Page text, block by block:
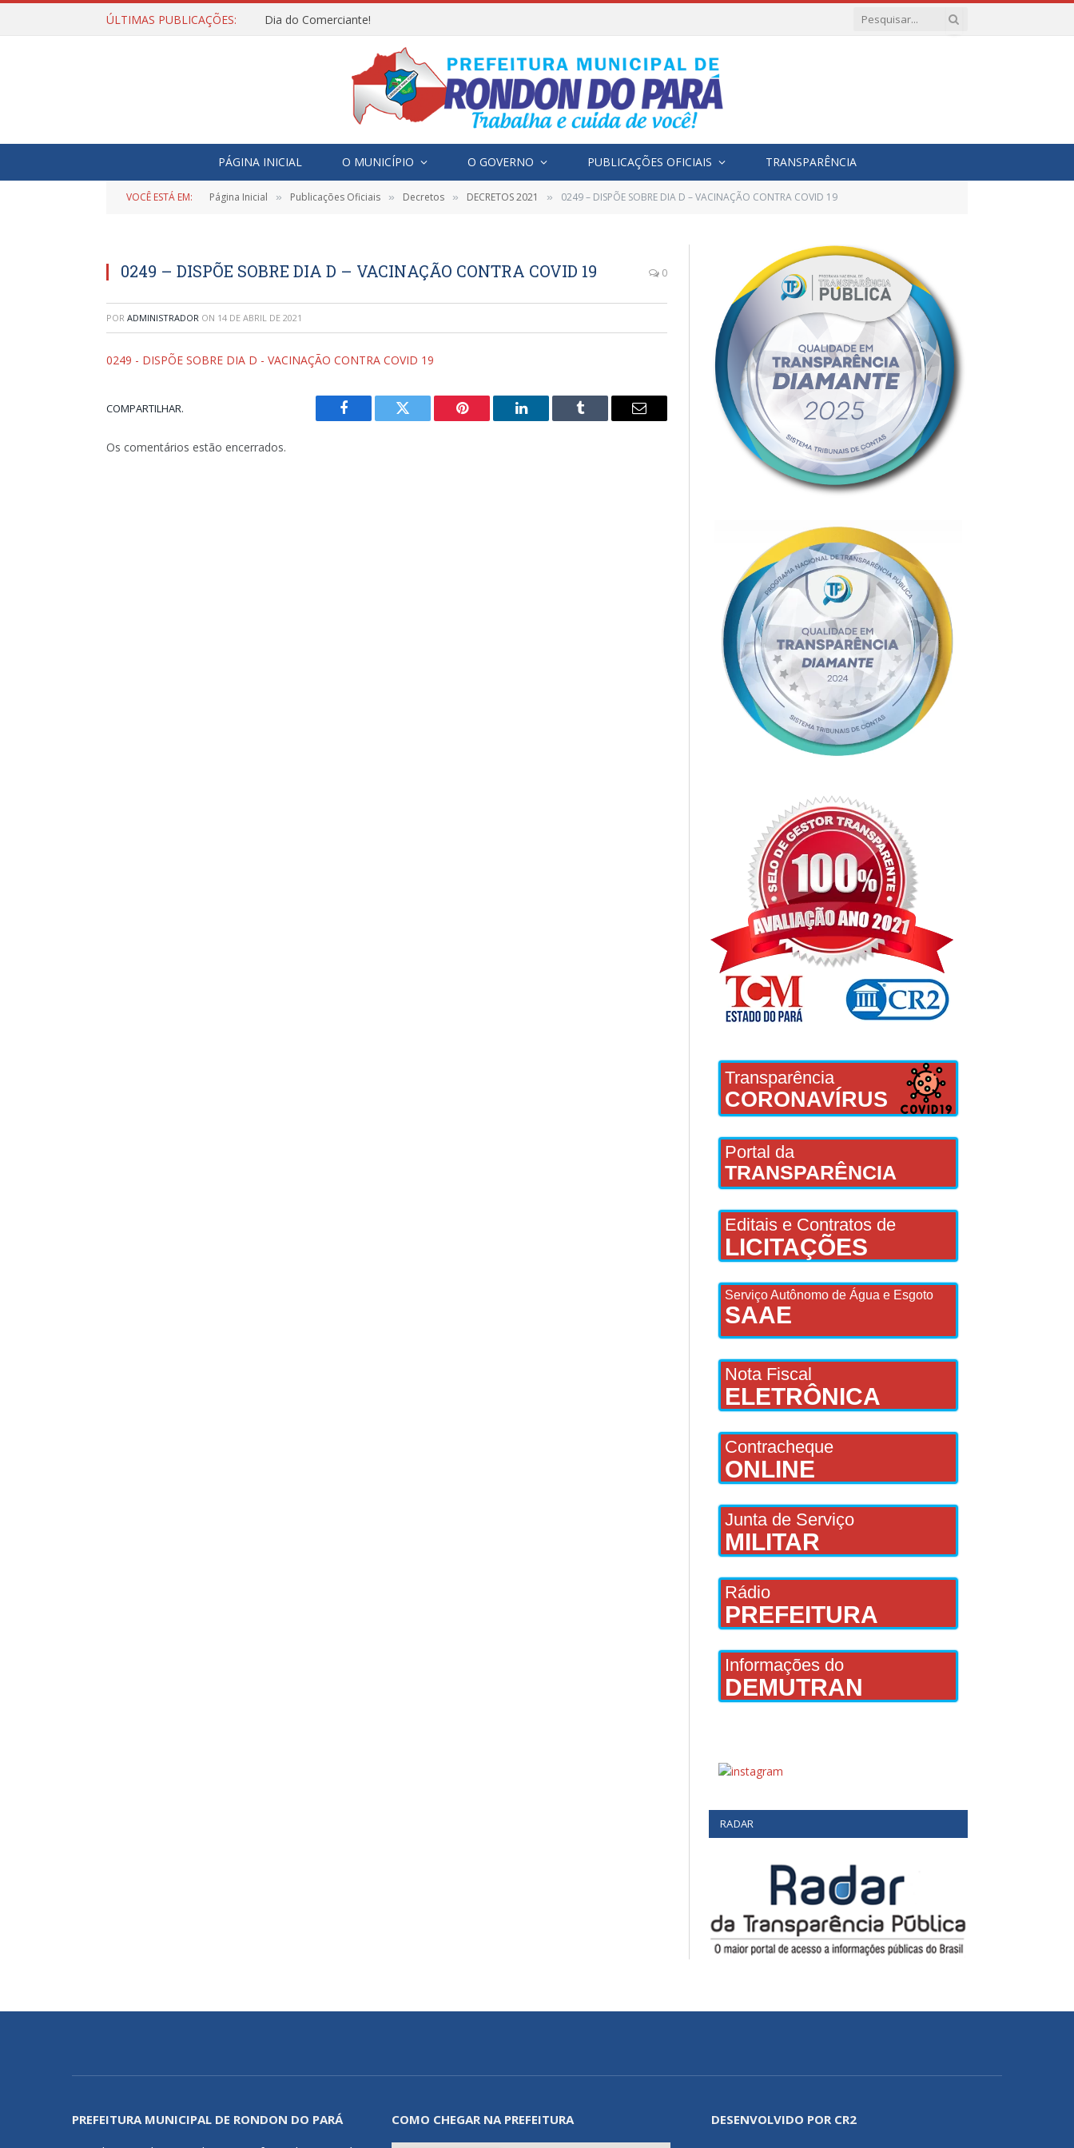
ÚLTIMAS PUBLICAÇÕES: Dia do Comerciante!
PÁGINA INICIAL O MUNICÍPIO O GOVERNO PUBLICAÇÕES OFICIAIS TRANSPARÊNCIA
VOCÊ ESTÁ EM: Página Inicial » Publicações Oficiais » Decretos » DECRETOS 2021 » 0249 – DISPÕE SOBRE DIA D – VACINAÇÃO CONTRA COVID 19
0249 – DISPÕE SOBRE DIA D – VACINAÇÃO CONTRA COVID 19 0
POR ADMINISTRADOR ON 14 DE ABRIL DE 2021
0249 - DISPÕE SOBRE DIA D - VACINAÇÃO CONTRA COVID 19
COMPARTILHAR.
Facebook Twitter Pinterest LinkedIn Tumblr
E-
Os comentários estão encerrados.
Transparência
CORONAVÍRUS
Portal da
TRANSPARÊNCIA
Editais e Contratos de
LICITAÇÕES
Serviço Autônomo de Água e Esgoto
SAAE
Nota Fiscal
ELETRÔNICA
Contracheque
ONLINE
Junta de Serviço
MILITAR
Rádio
PREFEITURA
Informações do
DEMUTRAN
RADAR
PREFEITURA MUNICIPAL DE RONDON DO PARÁ
COMO CHEGAR NA PREFEITURA DESENVOLVIDO POR CR2